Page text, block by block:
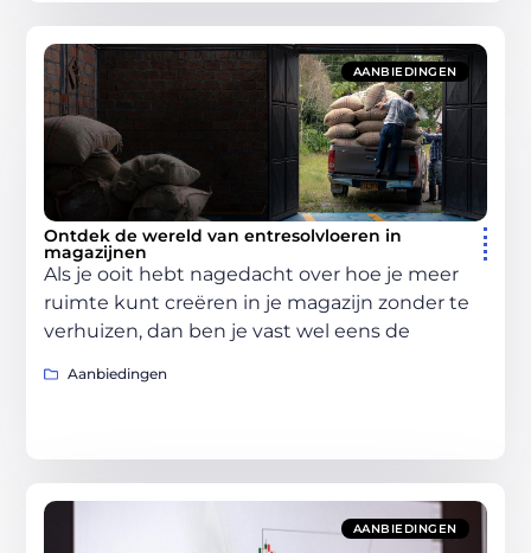
AANBIEDINGEN
Ontdek de wereld van entresolvloeren in
magazijnen
Als je ooit hebt nagedacht over hoe je meer
ruimte kunt creëren in je magazijn zonder te
verhuizen, dan ben je vast wel eens de
Aanbiedingen
AANBIEDINGEN